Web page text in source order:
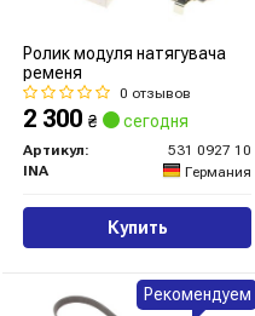
Ролик модуля натягувача
ременя
0 отзывов
2 300 ₴ сегодня
Артикул:
531 0927 10
INA
Германия
Купить
Рекомендуем